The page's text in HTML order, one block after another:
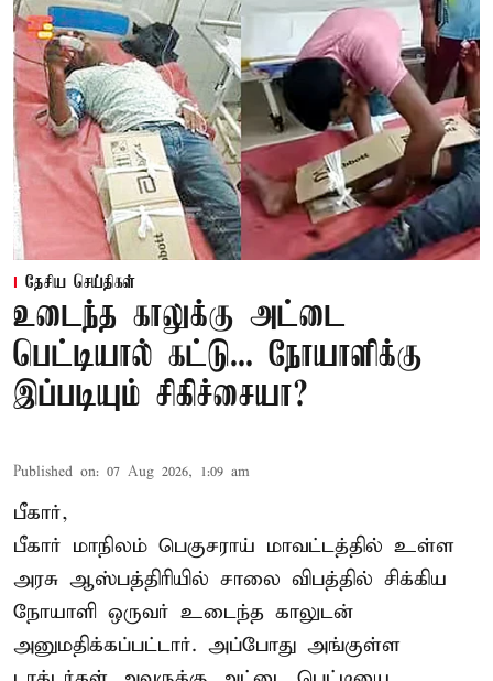
தேசிய செய்திகள்
உடைந்த காலுக்கு அட்டை
பெட்டியால் கட்டு... நோயாளிக்கு
இப்படியும் சிகிச்சையா?
Published on: 07 Aug 2026, 1:09 am
பீகார்,
பீகார் மாநிலம் பெகுசராய் மாவட்டத்தில் உள்ள
அரசு ஆஸ்பத்திரியில் சாலை விபத்தில் சிக்கிய
நோயாளி ஒருவர் உடைந்த காலுடன்
அனுமதிக்கப்பட்டார். அப்போது அங்குள்ள